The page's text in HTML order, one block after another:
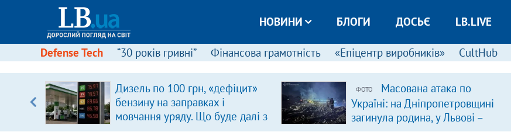
НОВИНИ БЛОГИ ДОСЬЄ LB.LIVE
Defense Tech “30 років гривні” Фінансова грамотність «Епіцентр виробників» CultHub
Дизель по 100 грн, «дефіцит»
бензину на заправках і
мовчання уряду. Що буде далі з
цінами на пальне?
ФОТО
Масована атака по
Україні: на Дніпропетровщині
загинула родина, у Львові –
удар по багатоповерхівках